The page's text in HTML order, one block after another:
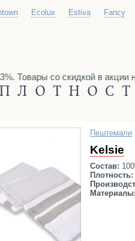
Ecolux Estiva Fancy
со скидкой в акции не
Пештемали
Kelsie
Состав:
Плотность:
Материалы: